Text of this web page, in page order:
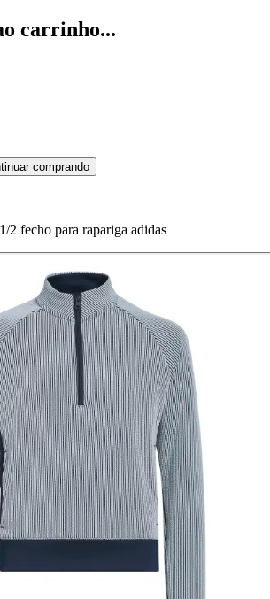
carrinho...
comprando
2 fecho para rapariga adidas